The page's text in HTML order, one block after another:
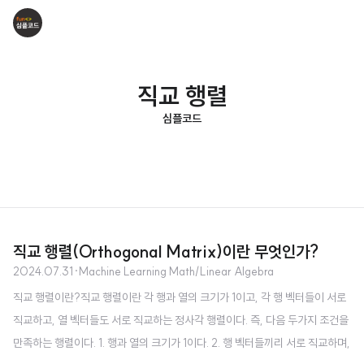
직교 행렬
심플코드
직교 행렬(Orthogonal Matrix)이란 무엇인가?
2024.07.31 ·Machine Learning Math/Linear Algebra
직교 행렬이란?직교 행렬이란 각 행과 열의 크기가 1이고, 각 행 벡터들이 서로
직교하고, 열 벡터들도 서로 직교하는 정사각 행렬이다. 즉, 다음 두가지 조건을
만족하는 행렬이다. 1. 행과 열의 크기가 1이다. 2. 행 벡터들끼리 서로 직교하며,